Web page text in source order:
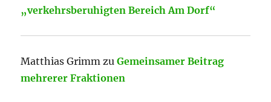
„verkehrsberuhigten Bereich Am Dorf“
Matthias Grimm zuGemeinsamer Beitrag
mehrerer Fraktionen